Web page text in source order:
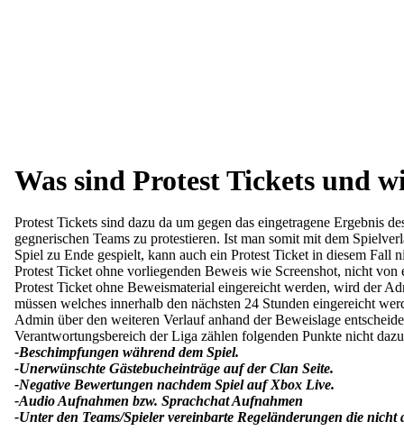
Was sind Protest Tickets und
Protest Tickets sind dazu da um gegen das eingetragene Ergebnis
gegnerischen Teams zu protestieren. Ist man somit mit dem
Spiel zu Ende gespielt, kann auch ein Protest Ticket in diesem Fall
Protest Ticket ohne vorliegenden Beweis wie Screenshot, nicht
Protest Ticket ohne Beweismaterial eingereicht werden, wird der
müssen welches innerhalb den nächsten 24 Stunden eingereicht
Admin über den weiteren Verlauf anhand der Beweislage
Verantwortungsbereich der Liga zählen folgenden Punkte nicht
-Beschimpfungen während dem Spiel.
-Unerwünschte Gästebucheinträge auf der Clan Seite.
-Negative Bewertungen nachdem Spiel auf Xbox Live.
-Audio Aufnahmen bzw. Sprachchat Aufnahmen
-Unter den Teams/Spieler vereinbarte Regeländerungen die nicht